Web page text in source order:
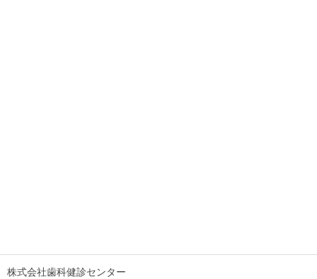
株式会社歯科健診センター